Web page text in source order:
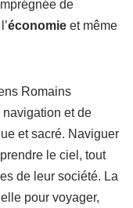
de
économie et même
Romains
et de
et sacré. Naviguer
le ciel, tout
de leur société. La
pour voyager,